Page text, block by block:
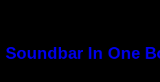
Soundbar In One